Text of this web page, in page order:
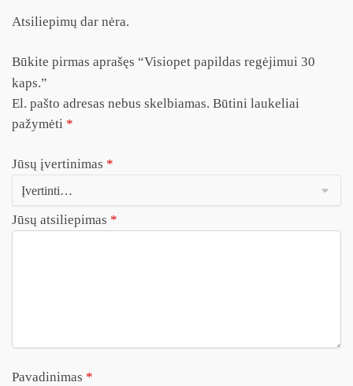
Atsiliepimų dar nėra.
Būkite pirmas aprašęs “Visiopet papildas regėjimui 30
kaps.”
El. pašto adresas nebus skelbiamas. Būtini laukeliai
pažymėti *
Jūsų įvertinimas *
Jūsų atsiliepimas *
Pavadinimas *